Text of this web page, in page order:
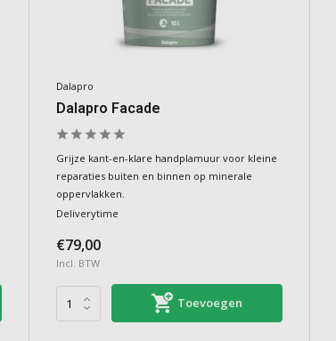
Dalapro
Dalapro Facade
Grijze kant-en-klare handplamuur voor kleine
reparaties buiten en binnen op minerale
oppervlakken.
Deliverytime
€79,00
Incl. BTW
Toevoegen